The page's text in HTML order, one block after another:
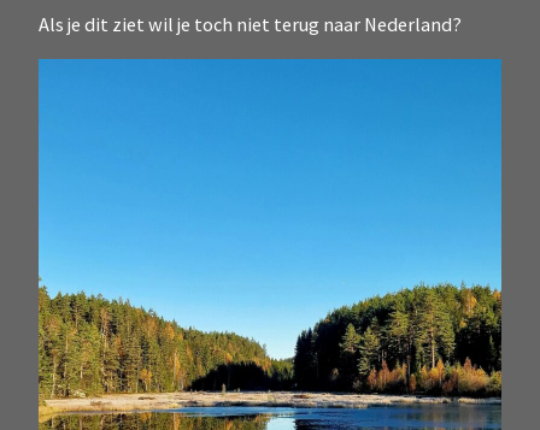
Als je dit ziet wil je toch niet terug naar Nederland?